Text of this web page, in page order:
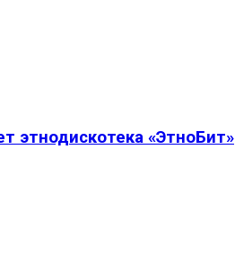
этнодискотека «ЭтноБит»